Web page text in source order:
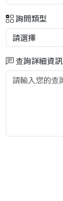
詢問類型
查詢詳細資訊